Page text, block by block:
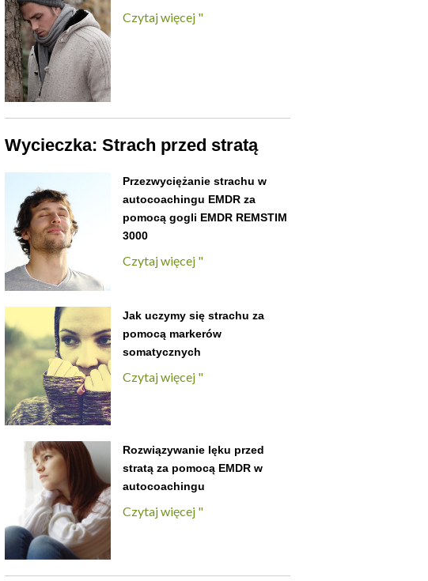
Czytaj więcej "
Wycieczka: Strach przed stratą
Przezwyciężanie strachu w
autocoachingu EMDR za
pomocą gogli EMDR REMSTIM
3000
Czytaj więcej "
Jak uczymy się strachu za
pomocą markerów
somatycznych
Czytaj więcej "
Rozwiązywanie lęku przed
stratą za pomocą EMDR w
autocoachingu
Czytaj więcej "